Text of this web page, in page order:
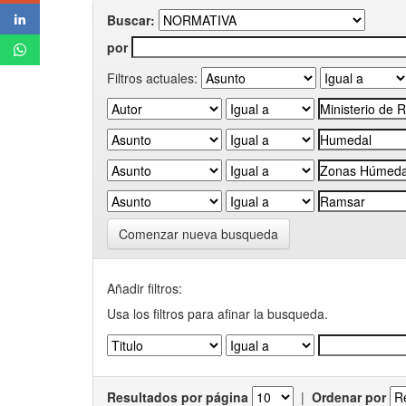
Buscar:
por
Filtros actuales:
Comenzar nueva busqueda
Añadir filtros:
Usa los filtros para afinar la busqueda.
Resultados por página | Ordenar por